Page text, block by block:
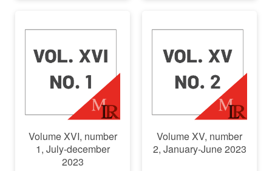
Volume XVI, number
1, July-december
2023
Volume XV, number
2, January-June 2023